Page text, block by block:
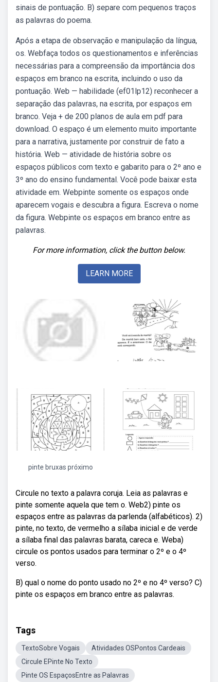
sinais de pontuação. B) separe com pequenos traços
as palavras do poema.
Após a etapa de observação e manipulação da língua,
os. Webfaça todos os questionamentos e inferências
necessárias para a compreensão da importância dos
espaços em branco na escrita, incluindo o uso da
pontuação. Web — habilidade (ef01lp12) reconhecer a
separação das palavras, na escrita, por espaços em
branco. Veja + de 200 planos de aula em pdf para
download. O espaço é um elemento muito importante
para a narrativa, justamente por construir de fato a
história. Web — atividade de história sobre os
espaços públicos com texto e gabarito para o 2º ano e
3º ano do ensino fundamental. Você pode baixar esta
atividade em. Webpinte somente os espaços onde
aparecem vogais e descubra a figura. Escreva o nome
da figura. Webpinte os espaços em branco entre as
palavras.
For more information, click the button below.
LEARN MORE
pinte bruxas próximo
Circule no texto a palavra coruja. Leia as palavras e
pinte somente aquela que tem o. Web2) pinte os
espaços entre as palavras da parlenda (alfabéticos). 2)
pinte, no texto, de vermelho a sílaba inicial e de verde
a sílaba final das palavras barata, careca e. Weba)
circule os pontos usados para terminar o 2º e o 4º
verso.
B) qual o nome do ponto usado no 2º e no 4º verso? C)
pinte os espaços em branco entre as palavras.
Tags
TextoSobre Vogais
Atividades OSPontos Cardeais
Circule EPinte No Texto
Pinte OS EspaçosEntre as Palavras